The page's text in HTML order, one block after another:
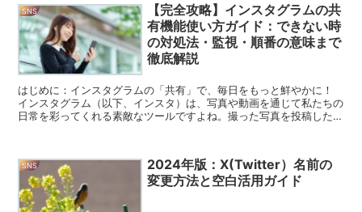
SNS
【完全攻略】インスタグラムの共
有機能使い方ガイド：できない時
の対処法・監視・順番の意味まで
徹底解説
はじめに：インスタグラムの「共有」で、毎日をもっと鮮やかに！
インスタグラム（以下、インスタ）は、写真や動画を通じて私たちの
日常を彩ってくれる素敵なツールですよね。撮った写真を投稿した
SNS
2024年版：X(Twitter）名前の
変更方法と空白活用ガイド